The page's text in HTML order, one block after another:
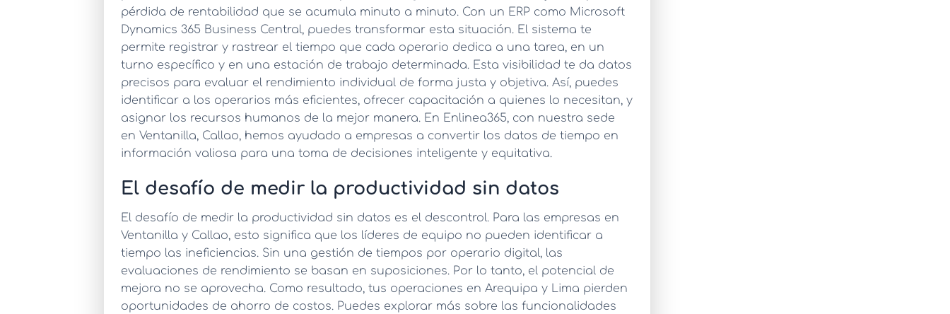
pérdida de rentabilidad que se acumula minuto a minuto. Con un ERP como Microsoft
Dynamics 365 Business Central, puedes transformar esta situación. El sistema te
permite registrar y rastrear el tiempo que cada operario dedica a una tarea, en un
turno específico y en una estación de trabajo determinada. Esta visibilidad te da datos
precisos para evaluar el rendimiento individual de forma justa y objetiva. Así, puedes
identificar a los operarios más eficientes, ofrecer capacitación a quienes lo necesitan, y
asignar los recursos humanos de la mejor manera. En Enlinea365, con nuestra sede
en Ventanilla, Callao, hemos ayudado a empresas a convertir los datos de tiempo en
información valiosa para una toma de decisiones inteligente y equitativa.
El desafío de medir la productividad sin datos
El desafío de medir la productividad sin datos es el descontrol. Para las empresas en
Ventanilla y Callao, esto significa que los líderes de equipo no pueden identificar a
tiempo las ineficiencias. Sin una gestión de tiempos por operario digital, las
evaluaciones de rendimiento se basan en suposiciones. Por lo tanto, el potencial de
mejora no se aprovecha. Como resultado, tus operaciones en Arequipa y Lima pierden
oportunidades de ahorro de costos. Puedes explorar más sobre las funcionalidades